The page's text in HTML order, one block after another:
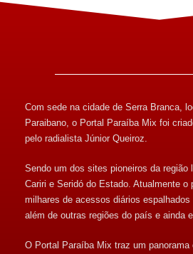
Com sede na cidade de Serra Branca,
Paraibano, o Portal Paraíba Mix foi
pelo radialista Júnior Queiroz.
Sendo um dos sites pioneiros da região
Cariri e Seridó do Estado. Atualmente o
milhares de acessos diários espalhados
além de outras regiões do país e ainda
O Portal Paraíba Mix traz um